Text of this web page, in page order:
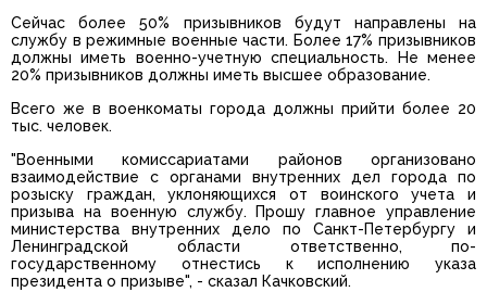
Сейчас более 50% призывников будут направлены на
службу в режимные военные части. Более 17% призывников
должны иметь военно-учетную специальность. Не менее
20% призывников должны иметь высшее образование.
Всего же в военкоматы города должны прийти более 20
тыс. человек.
"Военными комиссариатами районов организовано
взаимодействие с органами внутренних дел города по
розыску граждан, уклоняющихся от воинского учета и
призыва на военную службу. Прошу главное управление
министерства внутренних дело по Санкт-Петербургу и
Ленинградской области ответственно, по-
государственному отнестись к исполнению указа
президента о призыве", - сказал Качковский.